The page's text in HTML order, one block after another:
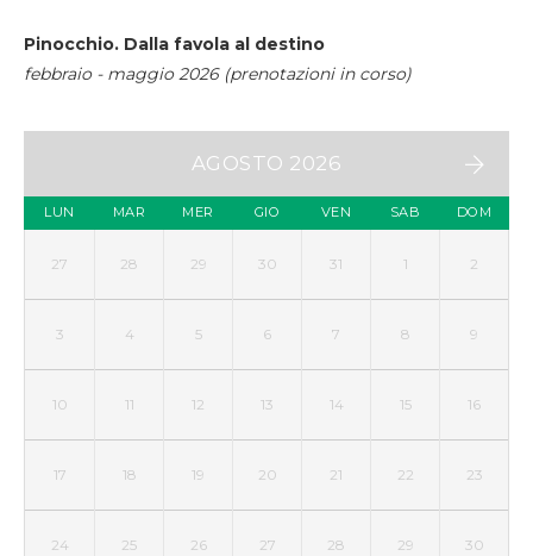
Pinocchio. Dalla favola al destino
febbraio - maggio 2026 (prenotazioni in corso)
AGOSTO 2026
LUN MAR MER GIO VEN SAB DOM
27 28 29 30 31 1 2
3 4 5 6 7 8 9
10 11 12 13 14 15 16
17 18 19 20 21 22 23
24 25 26 27 28 29 30